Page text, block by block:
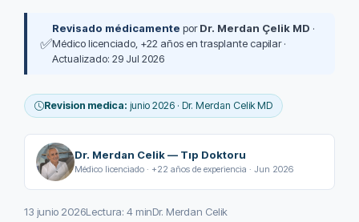
✅
Revisado médicamente porDr. Merdan Çelik MD ·
Médico licenciado, +22 años en trasplante capilar ·
Actualizado: 29 Jul 2026
Revision medica: junio 2026 · Dr. Merdan Celik MD
Dr. Merdan Celik — Tıp Doktoru
Médico licenciado · +22 años de experiencia · Jun 2026
13 junio 2026Lectura: 4 minDr. Merdan Celik